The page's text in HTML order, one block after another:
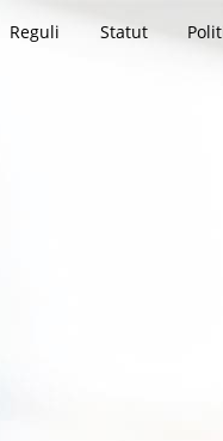
Reguli Statut